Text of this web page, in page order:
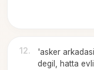
12.
'asker
degil, hatta